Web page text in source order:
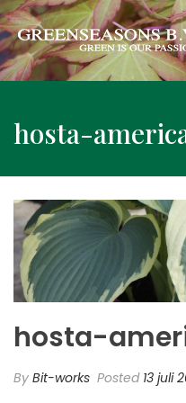
hosta-
hosta-
By Bit-works Posted 13 juli